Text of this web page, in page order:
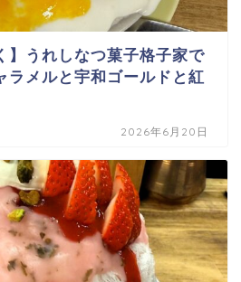
】うれしなつ菓子格子家で
ラメルと宇和ゴールドと紅
2026年6月20日